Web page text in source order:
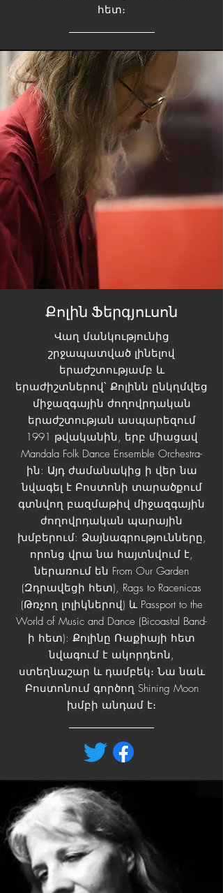
հետ։
Քոլին Ֆերգյուսոն
Վաղ մանկությունից
շրջապատված լինելով
երաժշտությամբ և
երաժիշտներով՝ Քոլինն ընկղմվեց
միջազգային ժողովրդական
երաժշտության ասպարեզում
1991 թվականին, երբ միացավ
Mandala Folk Dance Ensemble Orchestra-
ին: Այդ ժամանակից ի վեր նա
նվագել է Բոստոնի տարածքում
գտնվող բազմաթիվ միջազգային
ժողովրդական պարային
խմբերում: Ձայնագրությունները,
որոնց վրա նա հայտնվում է,
ներառում են From Our Garden
(Զդրավեցի հետ), Rags to Racenicas
(Թռչող լոլիկներով) և Passport to the
World of Music and Dance (Bicoastal Band-
ի հետ): Քոլինը Ռաքիայի հետ
նվագում է ակորդեոն,
ստեղնաշար և դամբեկ։ Նա նաև
Բոստոնում գործող Shining Moon
խմբի անդամ է։